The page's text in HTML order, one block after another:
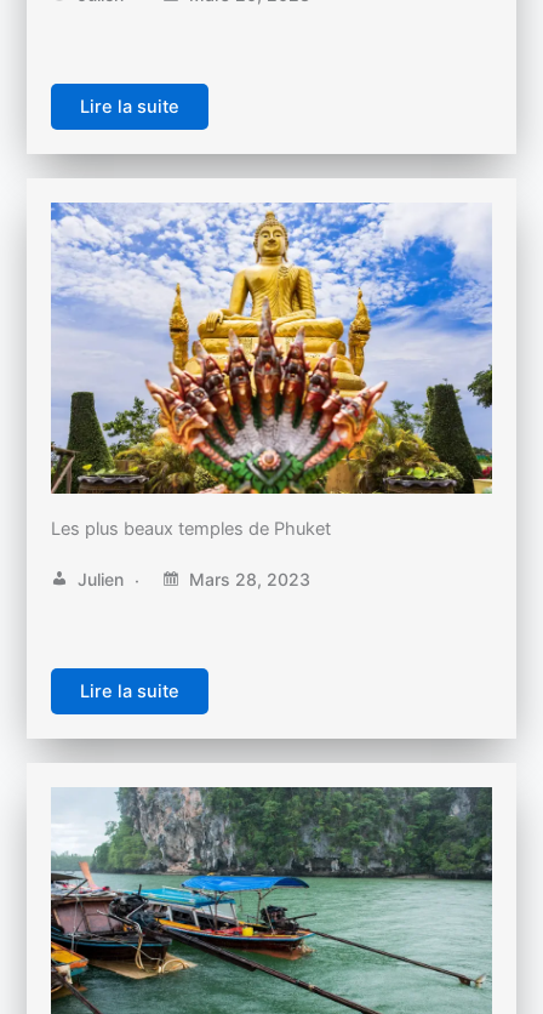
Lire la suite
Les plus beaux temples de Phuket
Julien Mars 28, 2023
Lire la suite